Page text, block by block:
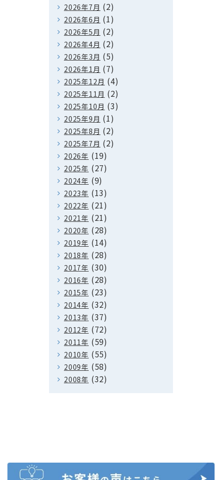
2026年7月 (2)
2026年6月 (1)
2026年5月 (2)
2026年4月 (2)
2026年3月 (5)
2026年1月 (7)
2025年12月 (4)
2025年11月 (2)
2025年10月 (3)
2025年9月 (1)
2025年8月 (2)
2025年7月 (2)
2026年 (19)
2025年 (27)
2024年 (9)
2023年 (13)
2022年 (21)
2021年 (21)
2020年 (28)
2019年 (14)
2018年 (28)
2017年 (30)
2016年 (28)
2015年 (23)
2014年 (32)
2013年 (37)
2012年 (72)
2011年 (59)
2010年 (55)
2009年 (58)
2008年 (32)